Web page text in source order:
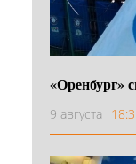
«Оренбург»
9 августа